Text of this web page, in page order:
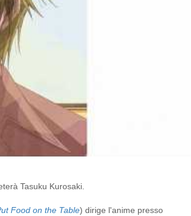
Tasuku Kurosaki.
Food on the Table) dirige l'anime presso